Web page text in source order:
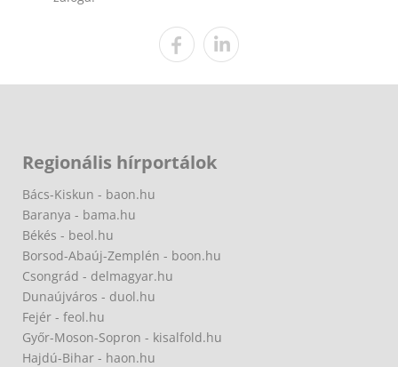
Regionális hírportálok
Bács-Kiskun - baon.hu
Baranya - bama.hu
Békés - beol.hu
Borsod-Abaúj-Zemplén - boon.hu
Csongrád - delmagyar.hu
Dunaújváros - duol.hu
Fejér - feol.hu
Győr-Moson-Sopron - kisalfold.hu
Hajdú-Bihar - haon.hu